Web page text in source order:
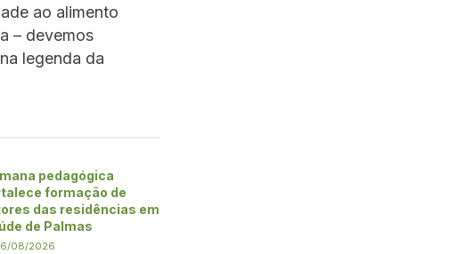
ao alimento
– devemos
legenda da
pedagógica
formação de
das residências em
de Palmas
08/2026